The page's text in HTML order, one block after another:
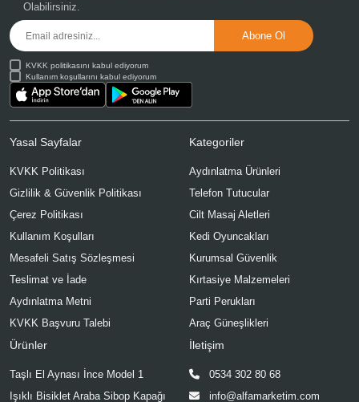
Olabilirsiniz.
KVKK politikasını kabul ediyorum
Kullanım koşullarını kabul ediyorum
Yasal Sayfalar
KVKK Politikası
Gizlilik & Güvenlik Politikası
Çerez Politikası
Kullanım Koşulları
Mesafeli Satış Sözleşmesi
Teslimat ve İade
Aydınlatma Metni
KVKK Başvuru Talebi
Kategoriler
Aydınlatma Ürünleri
Telefon Tutucular
Cilt Masaj Aletleri
Kedi Oyuncakları
Kurumsal Güvenlik
Kırtasiye Malzemeleri
Parti Perukları
Araç Güneşlikleri
Ürünler
Taşlı El Aynası İnce Model 1
Işıklı Bisiklet Araba Sibop Kapağı
İletişim
0534 302 80 68
info@alfamarketim.com